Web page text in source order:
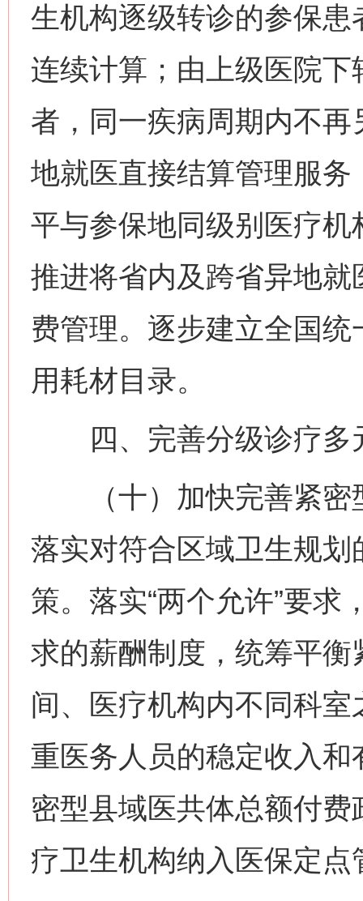
生机构逐级转诊的参保
连续计算；由上级医院
者，同一疾病周期内不
地就医直接结算管理服
平与参保地同级别医疗
推进将省内及跨省异地
费管理。逐步建立全国
用耗材目录。
四、完善分级诊疗多
（十）加快完善紧密
落实对符合区域卫生规
策。落实“两个允许”要
求的薪酬制度，统筹平
间、医疗机构内不同科
重医务人员的稳定收入
密型县域医共体总额付
疗卫生机构纳入医保定点